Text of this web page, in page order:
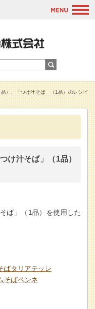
）、「つけ汁そば」（1品）のレシピ
け汁そば」（1品）
ば」（1品）を使用した
ばタリアテッレ
そばペンネ